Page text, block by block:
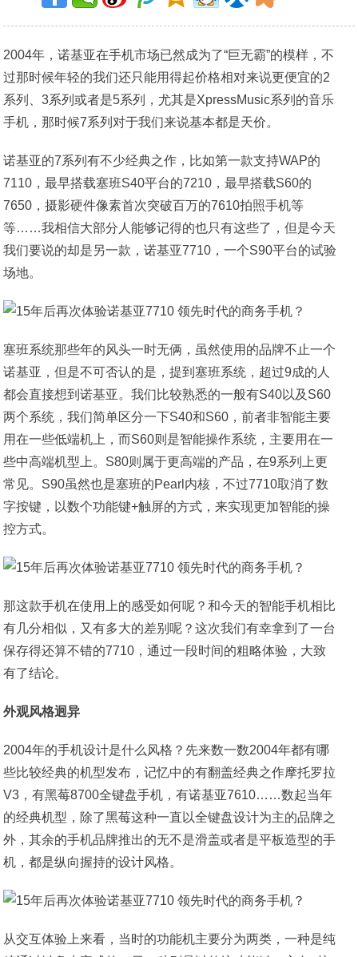
2004年，诺基亚在手机市场已然成为了“巨无霸”的模样，不
过那时候年轻的我们还只能用得起价格相对来说更便宜的2
系列、3系列或者是5系列，尤其是XpressMusic系列的音乐
手机，那时候7系列对于我们来说基本都是天价。
诺基亚的7系列有不少经典之作，比如第一款支持WAP的
7110，最早搭载塞班S40平台的7210，最早搭载S60的
7650，摄影硬件像素首次突破百万的7610拍照手机等
等……我相信大部分人能够记得的也只有这些了，但是今天
我们要说的却是另一款，诺基亚7710，一个S90平台的试验
场地。
塞班系统那些年的风头一时无俩，虽然使用的品牌不止一个
诺基亚，但是不可否认的是，提到塞班系统，超过9成的人
都会直接想到诺基亚。我们比较熟悉的一般有S40以及S60
两个系统，我们简单区分一下S40和S60，前者非智能主要
用在一些低端机上，而S60则是智能操作系统，主要用在一
些中高端机型上。S80则属于更高端的产品，在9系列上更
常见。S90虽然也是塞班的Pearl内核，不过7710取消了数
字按键，以数个功能键+触屏的方式，来实现更加智能的操
控方式。
那这款手机在使用上的感受如何呢？和今天的智能手机相比
有几分相似，又有多大的差别呢？这次我们有幸拿到了一台
保存得还算不错的7710，通过一段时间的粗略体验，大致
有了结论。
外观风格迥异
2004年的手机设计是什么风格？先来数一数2004年都有哪
些比较经典的机型发布，记忆中的有翻盖经典之作摩托罗拉
V3，有黑莓8700全键盘手机，有诺基亚7610……数起当年
的经典机型，除了黑莓这种一直以全键盘设计为主的品牌之
外，其余的手机品牌推出的无不是滑盖或者是平板造型的手
机，都是纵向握持的设计风格。
从交互体验上来看，当时的功能机主要分为两类，一种是纯